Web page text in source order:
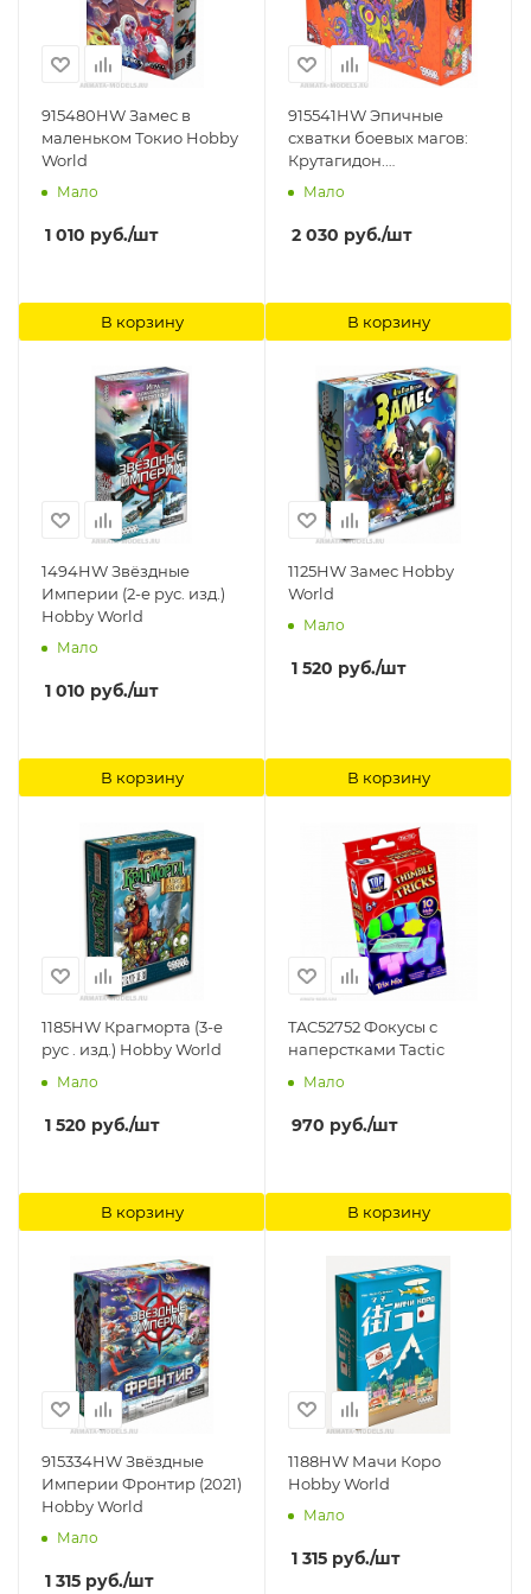
915480HW Замес в
маленьком Токио Hobby
World
Мало
1 010 руб./шт
В корзину
915541HW Эпичные
схватки боевых магов:
Крутагидон.
Экстремально острый
Мало
2 030 руб./шт
В корзину
1494HW Звёздные
Империи (2-е рус. изд.)
Hobby World
Мало
1 010 руб./шт
В корзину
1125HW Замес Hobby
World
Мало
1 520 руб./шт
В корзину
1185HW Крагморта (3-е
рус . изд.) Hobby World
Мало
1 520 руб./шт
В корзину
TAC52752 Фокусы с
наперстками Tactic
Мало
970 руб./шт
В корзину
915334HW Звёздные
Империи Фронтир (2021)
Hobby World
Мало
1 315 руб./шт
1188HW Мачи Коро
Hobby World
Мало
1 315 руб./шт